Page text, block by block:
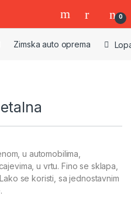
0
Zimska auto oprema
u automobilima,
u vrtu. Fino se sklapa,
se koristi, sa jednostavnim